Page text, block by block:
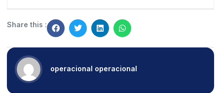
Share this :
operacional operacional